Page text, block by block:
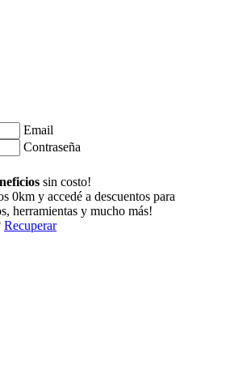
Email
Contraseña
sin costo!
0km y accedé a descuentos para
herramientas y mucho más!
Recuperar